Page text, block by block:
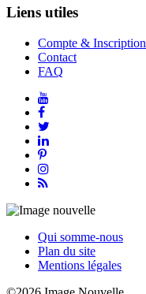
Liens utiles
Compte & Inscription
Contact
FAQ
Qui somme-nous
Plan du site
Mentions légales